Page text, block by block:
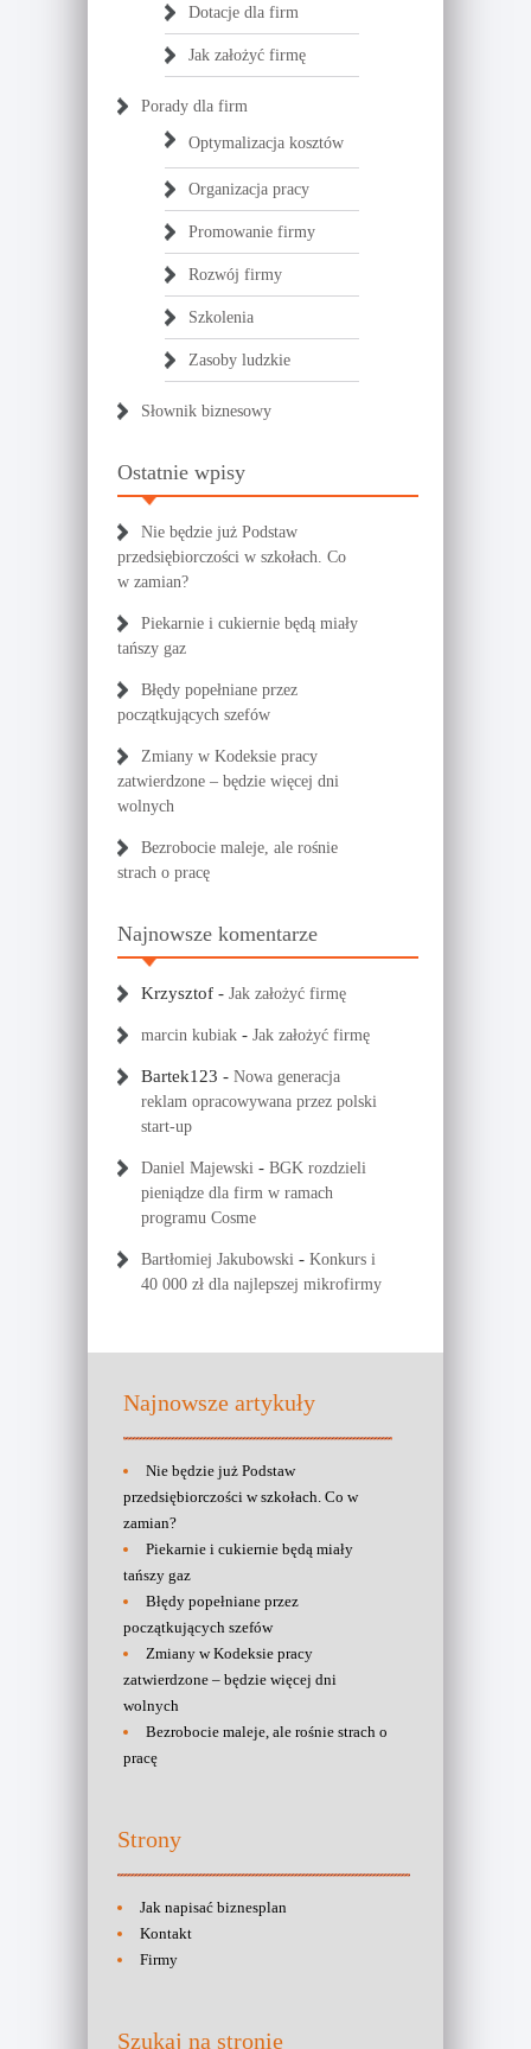
Dotacje dla firm
Jak założyć firmę
Porady dla firm
Optymalizacja kosztów
Organizacja pracy
Promowanie firmy
Rozwój firmy
Szkolenia
Zasoby ludzkie
Słownik biznesowy
Ostatnie wpisy
Nie będzie już Podstaw
przedsiębiorczości w szkołach. Co
w zamian?
Piekarnie i cukiernie będą miały
tańszy gaz
Błędy popełniane przez
początkujących szefów
Zmiany w Kodeksie pracy
zatwierdzone – będzie więcej dni
wolnych
Bezrobocie maleje, ale rośnie
strach o pracę
Najnowsze komentarze
Krzysztof - Jak założyć firmę
marcin kubiak - Jak założyć firmę
Bartek123 - Nowa generacja
reklam opracowywana przez polski
start-up
Daniel Majewski - BGK rozdzieli
pieniądze dla firm w ramach
programu Cosme
Bartłomiej Jakubowski - Konkurs i
40 000 zł dla najlepszej mikrofirmy
Najnowsze artykuły
Nie będzie już Podstaw
przedsiębiorczości w szkołach. Co w
zamian?
Piekarnie i cukiernie będą miały
tańszy gaz
Błędy popełniane przez
początkujących szefów
Zmiany w Kodeksie pracy
zatwierdzone – będzie więcej dni
wolnych
Bezrobocie maleje, ale rośnie strach o
pracę
Strony
Jak napisać biznesplan
Kontakt
Firmy
Szukaj na stronie